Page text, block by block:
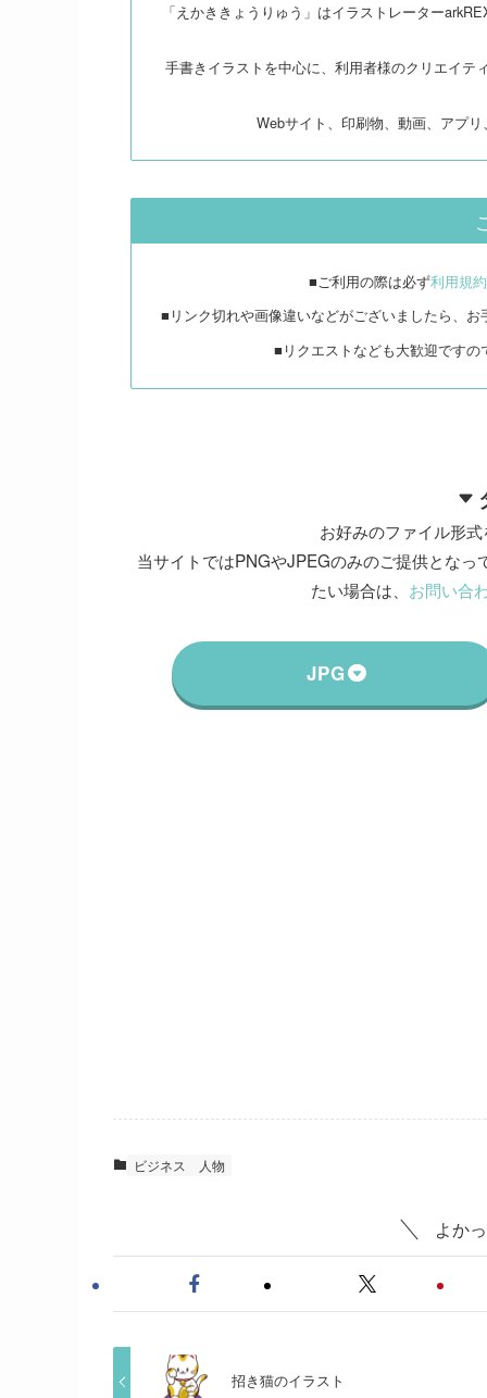
「えかききょうりゅう」はイラストレーター
手書きイラストを中心に、利用者様のクリエイテ
Webサイト、印刷物、動画、アプ
■ご利用の際は必ず利用規約
■リンク切れや画像違いなどがございましたら、お
■リクエストなども大歓迎ですの
お好みのファイル形
当サイトではPNGやJPEGのみのご提供とな
たい場合は、 お問い合
JPG
ビジネス 人物
よか
招き猫のイラスト